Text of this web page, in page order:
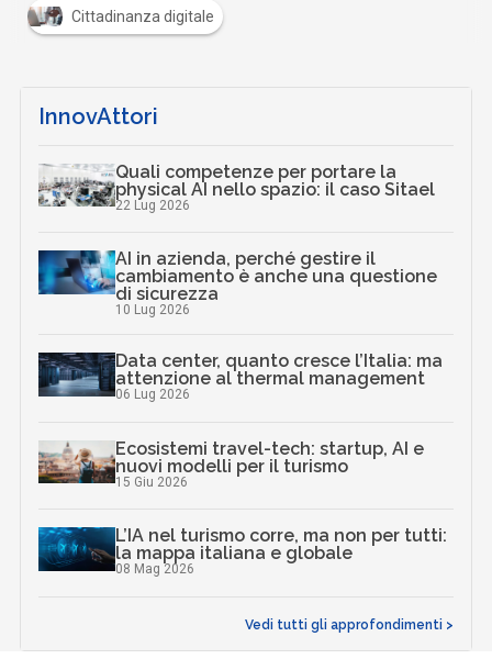
Cittadinanza digitale
InnovAttori
Quali competenze per portare la
physical AI nello spazio: il caso Sitael
22 Lug 2026
AI in azienda, perché gestire il
cambiamento è anche una questione
di sicurezza
10 Lug 2026
Data center, quanto cresce l’Italia: ma
attenzione al thermal management
06 Lug 2026
Ecosistemi travel-tech: startup, AI e
nuovi modelli per il turismo
15 Giu 2026
L’IA nel turismo corre, ma non per tutti:
la mappa italiana e globale
08 Mag 2026
Vedi tutti gli approfondimenti >